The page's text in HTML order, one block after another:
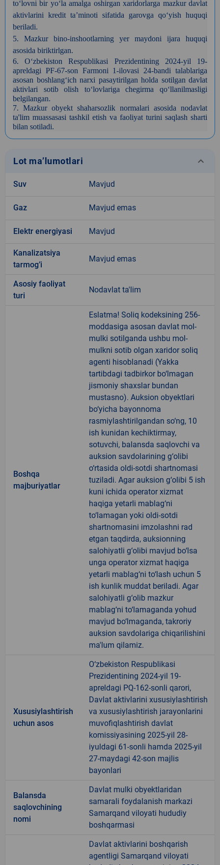
to‘lovni bir yo‘la amalga oshirgan xaridorlarga mazkur davlat
aktivlarini kredit ta’minoti sifatida garovga qo‘yish huquqi
beriladi.
5. Mazkur bino-inshootlarning yer maydoni ijara huquqi
asosida biriktirlgan.
6.O‘zbekiston Respublikasi Prezidentining 2024-yil 19-
apreldagi PF-67-son Farmoni 1-ilovasi 24-bandi talablariga
asosan boshlang‘ich narxi pasaytirilgan holda sotilgan davlat
aktivlari sotib olish to‘lovlariga chegirma qo‘llanilmasligi
belgilangan.
7. Mazkur obyekt shaharsozlik normalari asosida nodavlat
ta'lim muassasasi tashkil etish va faoliyat turini saqlash sharti
bilan sotiladi.
Lot ma’lumotlari keyboard_arrow_down
Suv Mavjud
Gaz Mavjud emas
Elektr energiyasi Mavjud
Kanalizatsiya
tarmogʼi
Mavjud emas
Аsosiy faoliyat
turi
Nodavlat ta'lim
Boshqa
majburiyatlar
Eslatma! Soliq kodeksining 256-
moddasiga asosan davlat mol-
mulki sotilganda ushbu mol-
mulkni sotib olgan xaridor soliq
agenti hisoblanadi (Yakka
tartibdagi tadbirkor bo‘lmagan
jismoniy shaxslar bundan
mustasno). Auksion obyektlari
bo‘yicha bayonnoma
rasmiylashtirilgandan so‘ng, 10
ish kunidan kechiktirmay,
sotuvchi, balansda saqlovchi va
auksion savdolarining g‘olibi
o‘rtasida oldi-sotdi shartnomasi
tuziladi. Agar auksion g‘olibi 5 ish
kuni ichida operator xizmat
haqiga yetarli mablag‘ni
to‘lamagan yoki oldi-sotdi
shartnomasini imzolashni rad
etgan taqdirda, auksionning
salohiyatli g‘olibi mavjud bo‘lsa
unga operator xizmat haqiga
yetarli mablag‘ni to‘lash uchun 5
ish kunlik muddat beriladi. Agar
salohiyatli g‘olib mazkur
mablag‘ni to‘lamaganda yohud
mavjud bo‘lmaganda, takroriy
auksion savdolariga chiqarilishini
ma'lum qilamiz.
Xususiylashtirish
uchun asos
O‘zbekiston Respublikasi
Prezidentining 2024-yil 19-
apreldagi PQ-162-sonli qarori,
Davlat aktivlarini xususiylashtirish
va xususiylashtirish jarayonlarini
muvofiqlashtirish davlat
komissiyasining 2025-yil 28-
iyuldagi 61-sonli hamda 2025-yil
27-maydagi 42-son majlis
bayonlari
Balansda
saqlovchining
nomi
Davlat mulki obyektlaridan
samarali foydalanish markazi
Samarqand viloyati hududiy
boshqarmasi
Davlat aktivlarini boshqarish
agentligi Samarqand viloyati